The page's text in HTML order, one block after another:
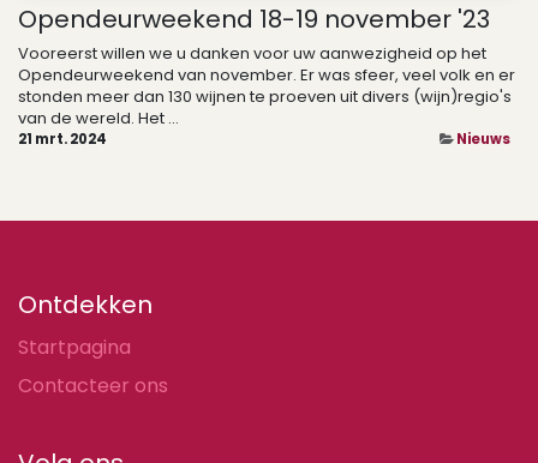
Opendeurweekend 18-19 november '23
Vooreerst willen we u danken voor uw aanwezigheid op het
Opendeurweekend van november. Er was sfeer, veel volk en er
stonden meer dan 130 wijnen te proeven uit divers (wijn)regio's
van de wereld. Het ...
21 mrt. 2024 Nieuws
Ontdekken
Startpagina
Contacteer ons